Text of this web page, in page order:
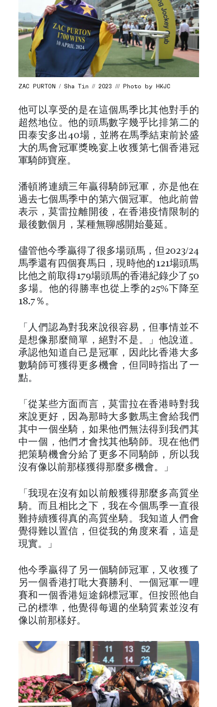
ZAC PURTON / Sha Tin // 2023 /// Photo by HKJC
他可以享受的是在這個馬季比其他對手的
超然地位。他的頭馬數字幾乎比排第二的
田泰安多出40場，並將在馬季結束前於盛
大的馬會冠軍獎晚宴上收獲第七個香港冠
軍騎師寶座。
潘頓將連續三年贏得騎師冠軍，亦是他在
過去七個馬季中的第六個冠軍。他此前曾
表示，莫雷拉離開後，在香港疫情限制的
最後數個月，某種無聊感開始蔓延。
儘管他今季贏得了很多場頭馬，但2023/24
馬季還有四個賽馬日，現時他的121場頭馬
比他之前取得179場頭馬的香港紀錄少了50
多場。他的得勝率也從上季的25%下降至
18.7％。
「人們認為對我來說很容易，但事情並不
是想像那麼簡單，絕對不是。」他說道。
承認他知道自己是冠軍，因此比香港大多
數騎師可獲得更多機會，但同時指出了一
點。
「從某些方面而言，莫雷拉在香港時對我
來說更好，因為那時大多數馬主會給我們
其中一個坐騎，如果他們無法得到我們其
中一個，他們才會找其他騎師。現在他們
把策騎機會分給了更多不同騎師，所以我
沒有像以前那樣獲得那麼多機會。」
「我現在沒有如以前般獲得那麼多高質坐
騎。而且相比之下，我在今個馬季一直很
難持續獲得真的高質坐騎。我知道人們會
覺得難以置信，但從我的角度來看，這是
現實。」
他今季贏得了另一個騎師冠軍，又收獲了
另一個香港打吡大賽勝利、一個冠軍一哩
賽和一個香港短途錦標冠軍。但按照他自
己的標準，他覺得每週的坐騎質素並沒有
像以前那樣好。